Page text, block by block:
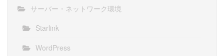
サーバー・ネットワーク環境
Starlink
WordPress